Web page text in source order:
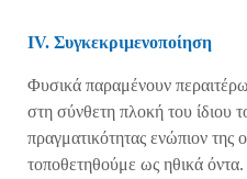
ΙV. Συγκεκριμενοποίηση
Φυσικά παραμένουν περαιτέρω
στη σύνθετη πλοκή του ίδιου
πραγματικότητας ενώπιον της
τοποθετηθούμε ως ηθικά